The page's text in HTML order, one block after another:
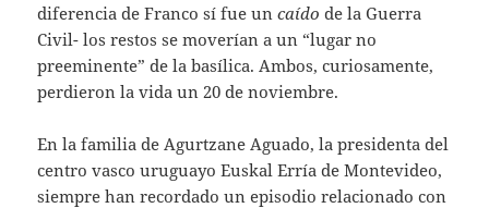
diferencia de Franco sí fue uncaído de la Guerra
Civil- los restos se moverían a un “lugar no
preeminente” de la basílica. Ambos, curiosamente,
perdieron la vida un 20 de noviembre.
En la familia de Agurtzane Aguado, la presidenta del
centro vasco uruguayo Euskal Erría de Montevideo,
siempre han recordado un episodio relacionado con